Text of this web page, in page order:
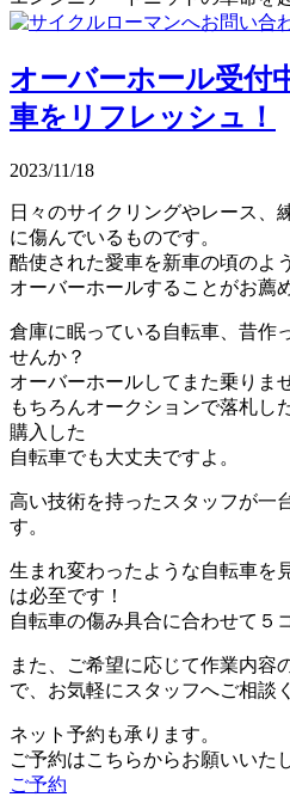
オーバーホール受付
車をリフレッシュ！
2023/11/18
日々のサイクリングやレース、
に傷んでいるものです。
酷使された愛車を新車の頃のよ
オーバーホールすることがお薦
倉庫に眠っている自転車、昔作
せんか？
オーバーホールしてまた乗りま
もちろんオークションで落札し
購入した
自転車でも大丈夫ですよ。
高い技術を持ったスタッフが一
す。
生まれ変わったような自転車を
は必至です！
自転車の傷み具合に合わせて５
また、ご希望に応じて作業内容
で、お気軽にスタッフへご相談
ネット予約も承ります。
ご予約はこちらからお願いい
ご予約